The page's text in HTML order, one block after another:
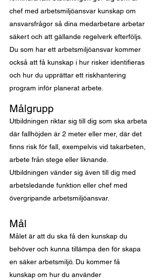
chef med arbetsmiljöansvar kunskap om
ansvarsfrågor så dina medarbetare arbetar
säkert och att gällande regelverk efterföljs.
Du som har ett arbetsmiljöansvar kommer
också att få kunskap i hur risker identifieras
och hur du upprättar ett riskhantering
program inför planerat arbete.
Målgrupp
Utbildningen riktar sig till dig som ska arbeta
där fallhöjden är 2 meter eller mer, där det
finns risk för fall, exempelvis vid takarbeten,
arbete från stege eller liknande.
Utbildningen vänder sig även till dig med
arbetsledande funktion eller chef med
övergripande arbetsmiljöansvar.
Mål
Målet är att du ska få den kunskap du
behöver och kunna tillämpa den för skapa
en säker arbetsmiljö. Du kommer få
kunskap om hur du använder